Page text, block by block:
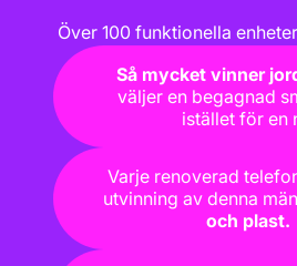
Över 100 funktionella
Så mycket vinner
väljer en begagnad
istället för en
Varje renoverad
utvinning av denna
och plast.